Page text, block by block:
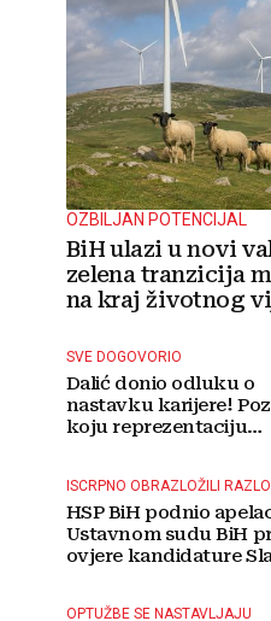
OZBILJAN POTENCIJAL
BiH ulazi u novi
zelena tranzicija
na kraj životnog
SVE DOGOVORIO
Dalić donio odluku o
nastavku karijere!
koju reprezentaciju
ISCRPNO OBRAZLOŽILI
HSP BiH podnio
Ustavnom sudu BiH
ovjere kandidature
OPTUŽBE SE NASTAVLJAJU